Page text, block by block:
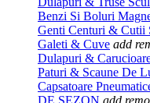
Benzi Si Boluri
Genti Centuri & Cutii
Galeti & Cuve add
Dulapuri &
Paturi & Scaune De
Capsatoare
DE SEZON add